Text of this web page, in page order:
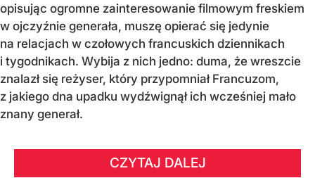
opisując ogromne zainteresowanie filmowym freskiem
w ojczyźnie generała, muszę opierać się jedynie
na relacjach w czołowych francuskich dziennikach
i tygodnikach. Wybija z nich jedno: duma, że wreszcie
znalazł się reżyser, który przypomniał Francuzom,
z jakiego dna upadku wydźwignął ich wcześniej mało
znany generał.
CZYTAJ DALEJ